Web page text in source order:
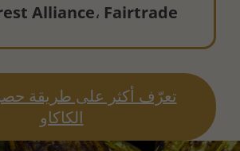
Alliance، Fairtrade
تعرّف أكثر على طريقة
الكاكاو